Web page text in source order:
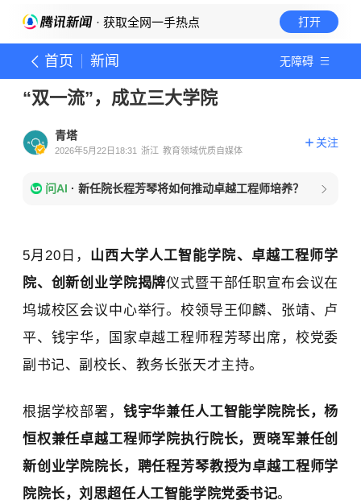
· 获取全网一手热点 打开
首页 新闻 无障碍
“双一流”，成立三大学院
青塔
2026年5月22日18:31 浙江 教育领域优质自媒体
关注
问AI · 新任院长程芳琴将如何推动卓越工程师培养？
5月20日， 山西大学人工智能学院、卓越工程师学
院、创新创业学院揭牌仪式暨干部任职宣布会议在
坞城校区会议中心举行。校领导王仰麟、张靖、卢
平、钱宇华，国家卓越工程师程芳琴出席，校党委
副书记、副校长、教务长张天才主持。
根据学校部署， 钱宇华兼任人工智能学院院长，杨
恒权兼任卓越工程师学院执行院长，贾晓军兼任创
新创业学院院长，聘任程芳琴教授为卓越工程师学
院院长，刘思超任人工智能学院党委书记。